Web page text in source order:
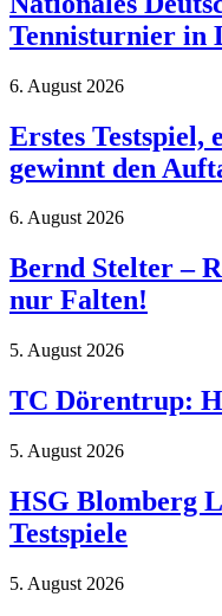
Tennisturnier in
6. August 2026
Erstes Testspiel,
gewinnt den
6. August 2026
Bernd Stelter –
nur Falten!
5. August 2026
TC Dörentrup:
5. August 2026
HSG Blomberg
Testspiele
5. August 2026